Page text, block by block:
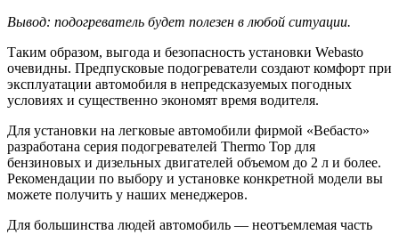
Вывод: подогреватель будет полезен в любой ситуации.
Таким образом, выгода и безопасность установки Webasto
очевидны. Предпусковые подогреватели создают комфорт при
эксплуатации автомобиля в непредсказуемых погодных
условиях и существенно экономят время водителя.
Для установки на легковые автомобили фирмой «Вебасто»
разработана серия подогревателей Thermo Top для
бензиновых и дизельных двигателей объемом до 2 л и более.
Рекомендации по выбору и установке конкретной модели вы
можете получить у наших менеджеров.
Для большинства людей автомобиль — неотъемлемая часть